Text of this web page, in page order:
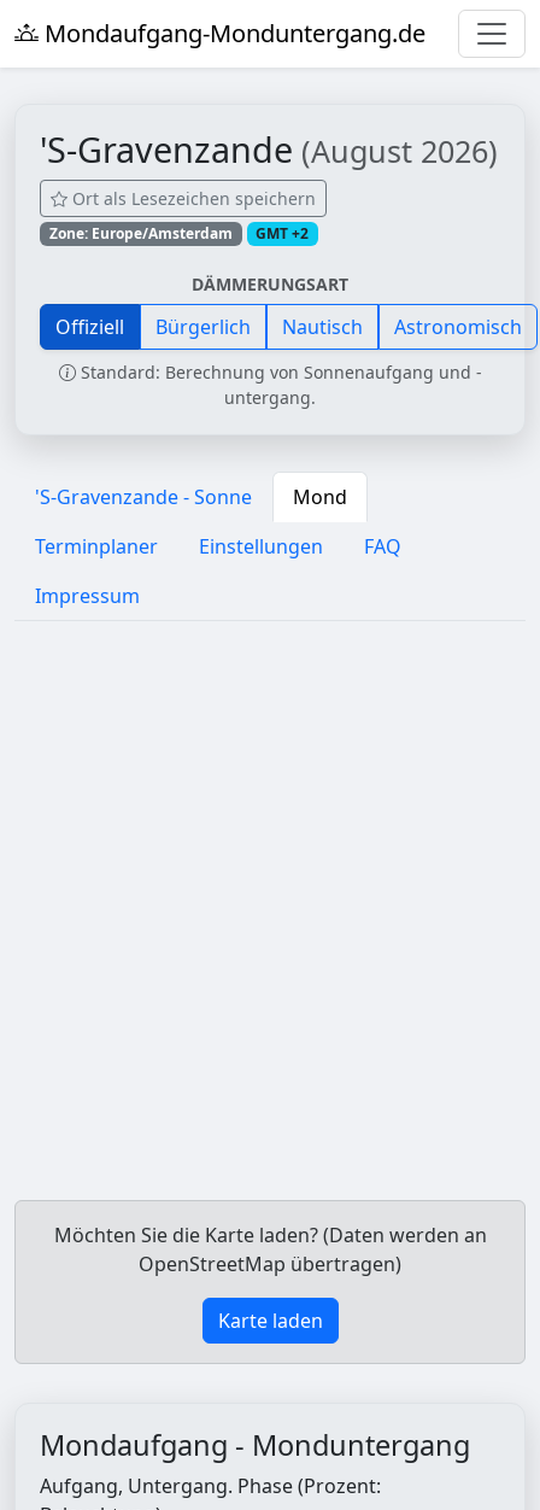
Mondaufgang-Monduntergang.de
'S-Gravenzande (August 2026)
Ort als Lesezeichen speichern
Zone: Europe/Amsterdam GMT +2
DÄMMERUNGSART
Offiziell Bürgerlich Nautisch Astronomisch
Standard: Berechnung von Sonnenaufgang und -
untergang.
'S-Gravenzande - Sonne
Mond
Terminplaner
Einstellungen
FAQ
Impressum
Möchten Sie die Karte laden? (Daten werden an
OpenStreetMap übertragen)
Karte laden
Mondaufgang - Monduntergang
Aufgang, Untergang. Phase (Prozent: